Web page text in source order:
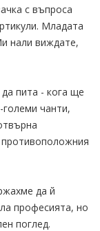
с въпроса
Младата
нали виждате,
пита - кога ще
чанти,
да й
професията, но
поглед.